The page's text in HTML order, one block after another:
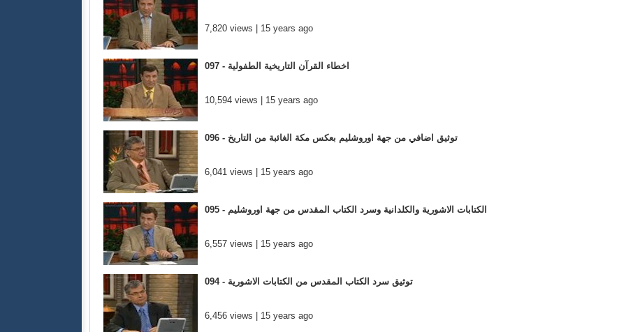
7,820 views | 15 years ago
097 - اخطاء القرآن التاريخية الطفولية
10,594 views | 15 years ago
096 - توثيق اضافي من جهة اوروشليم بعكس مكة الغائبة من التاريخ
6,041 views | 15 years ago
095 - الكتابات الاشورية والكلدانية وسرد الكتاب المقدس من جهة اوروشليم
6,557 views | 15 years ago
094 - توثيق سرد الكتاب المقدس من الكتابات الاشورية
6,456 views | 15 years ago